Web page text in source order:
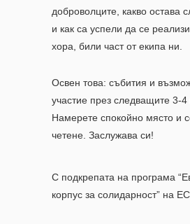
доброволците, какво остава
и как са успели да се
хора, били част от екипа ни.
Освен това: събития и
участие през следващите 3-4
Намерете спокойно място и
четене. Заслужава си!
С подкрепата на програма
корпус за солидарност” на ЕС